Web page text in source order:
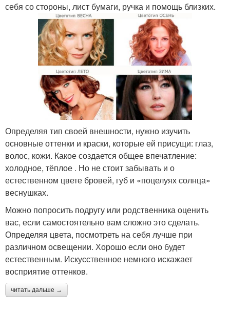
себя со стороны, лист бумаги, ручка и помощь близких.
Определяя тип своей внешности, нужно изучить
основные оттенки и краски, которые ей присущи: глаз,
волос, кожи. Какое создается общее впечатление:
холодное, тёплое . Но не стоит забывать и о
естественном цвете бровей, губ и «поцелуях солнца»
веснушках.
Можно попросить подругу или родственника оценить
вас, если самостоятельно вам сложно это сделать.
Определяя цвета, посмотреть на себя лучше при
различном освещении. Хорошо если оно будет
естественным. Искусственное немного искажает
восприятие оттенков.
читать дальше →